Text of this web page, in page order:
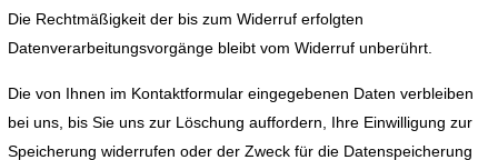
Die Rechtmäßigkeit der bis zum Widerruf erfolgten
Datenverarbeitungsvorgänge bleibt vom Widerruf unberührt.
Die von Ihnen im Kontaktformular eingegebenen Daten verbleiben
bei uns, bis Sie uns zur Löschung auffordern, Ihre Einwilligung zur
Speicherung widerrufen oder der Zweck für die Datenspeicherung